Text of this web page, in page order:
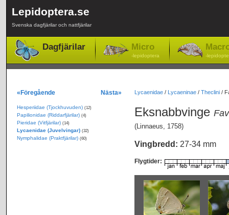
Lepidoptera.se
Svenska dagfjärilar och nattfjärilar
Dagfjärilar Micro
-lepidoptera -
Lycaenidae/ Lycaeninae/ Theclini/
Eksnabbvinge
(Linnaeus, 1758)
Vingbredd: 27-34 mm
Flygtider:
«Föregående Nästa»
Hesperiidae (Tjockhuvuden) (12)
Papilionidae (Riddarfjärilar) (4)
Pieridae (Vitfjärilar) (14)
Lycaenidae (Juvelvingar) (32)
Nymphalidae (Praktfjärilar) (60)